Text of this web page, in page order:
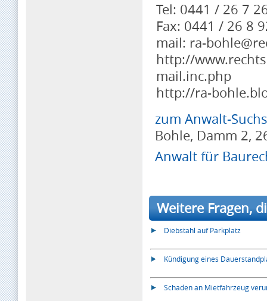
Tel: 0441 / 26 7
Fax: 0441 / 26 8
mail: ra-
http://
mail.inc.php
http://ra-
zum Anwalt-
Bohle, Damm 2,
Anwalt für
Weitere Fragen,
Diebstahl auf Parkplatz
Kündigung eines
Schaden an Mietfahrzeug